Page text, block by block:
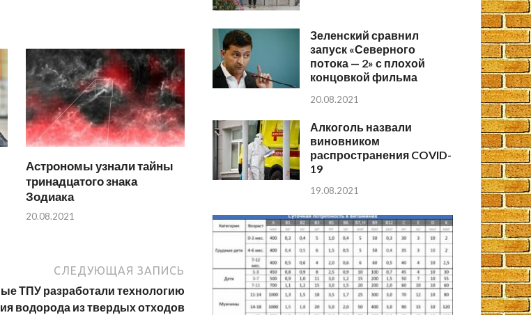
Астрономы узнали тайны
тринадцатого знака
Зодиака
20.08.2021
СЛЕДУЮЩАЯ ЗАПИСЬ
ТПУ разработали технологию
водорода из твердых отходов
Зеленский сравнил
запуск «Северного
потока — 2» с плохой
концовкой фильма
20.08.2021
Алкоголь назвали
виновником
распространения COVID-
19
19.08.2021